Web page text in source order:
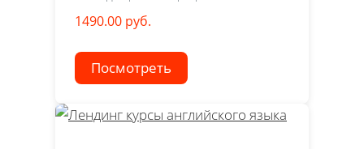
1490.00 руб.
Посмотреть